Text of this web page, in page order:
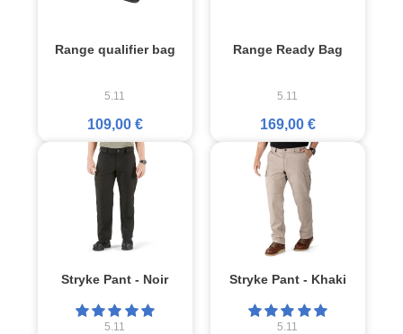
Range qualifier bag
5.11
109,00 €
Range Ready Bag
5.11
169,00 €
Stryke Pant - Noir
5.11
Stryke Pant - Khaki
5.11